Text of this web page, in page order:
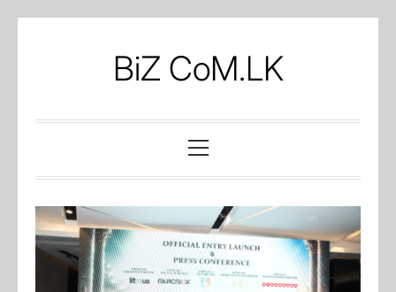
BiZ CoM.LK
Menu